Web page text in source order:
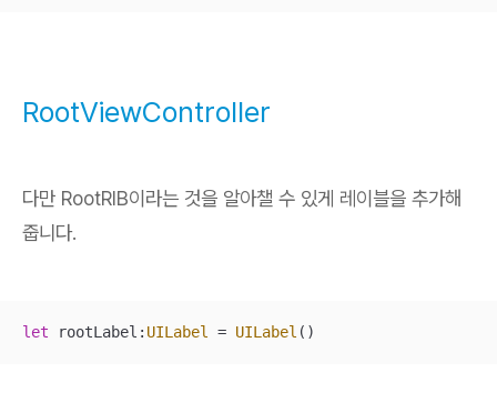
RootViewController
다만 RootRIB이라는 것을 알아챌 수 있게 레이블을 추가해
줍니다.
let rootLabel: UILabel = UILabel ()